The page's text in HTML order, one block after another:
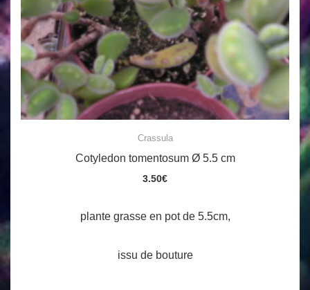
Crassula
Cotyledon tomentosum Ø 5.5 cm
3.50€
plante grasse en pot de 5.5cm,
issu de bouture